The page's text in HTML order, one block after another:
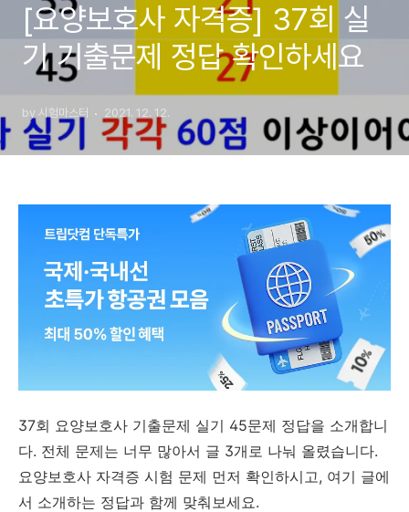
[요양보호사 자격증] 37회 실
기 기출문제 정답 확인하세요
by 시험마스터 2021. 12. 12.
37회 요양보호사 기출문제 실기 45문제 정답을 소개합니
다. 전체 문제는 너무 많아서 글 3개로 나눠 올렸습니다.
요양보호사 자격증 시험 문제 먼저 확인하시고, 여기 글에
서 소개하는 정답과 함께 맞춰보세요.